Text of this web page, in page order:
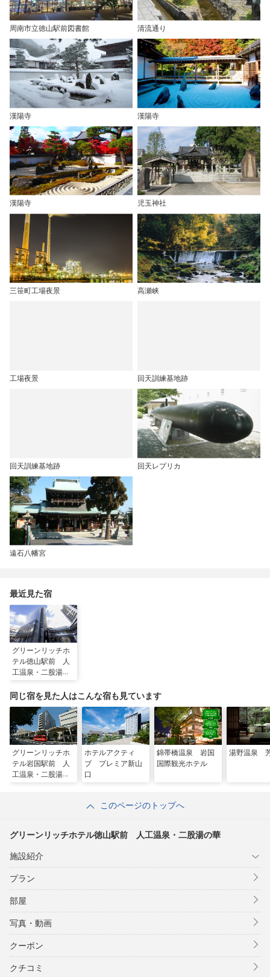
周南市立徳山駅前図書館 清流通り
漢陽寺 漢陽寺
漢陽寺 児玉神社
三笹町工場夜景 高瀬峡
工場夜景 回天訓練基地跡
回天訓練基地跡 回天レプリカ
遠石八幡宮
最近見た宿
グリーンリッチホ
テル徳山駅前 人
工温泉・二股湯の
同じ宿を見た人はこんな宿も見ています
グリーンリッチホ
テル岩国駅前 人
工温泉・二股湯の
ホテルアクティ
ブ プレミア新山
口
錦帯橋温泉 岩国
国際観光ホテル
湯野温泉
このページのトップへ
グリーンリッチホテル徳山駅前 人工温泉・二股湯の華
施設紹介
プラン
部屋
写真・動画
クーポン
クチコミ